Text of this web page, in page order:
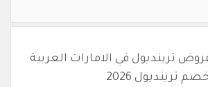
عروض ترينديول في الامارات العربية
ترينديول 2026